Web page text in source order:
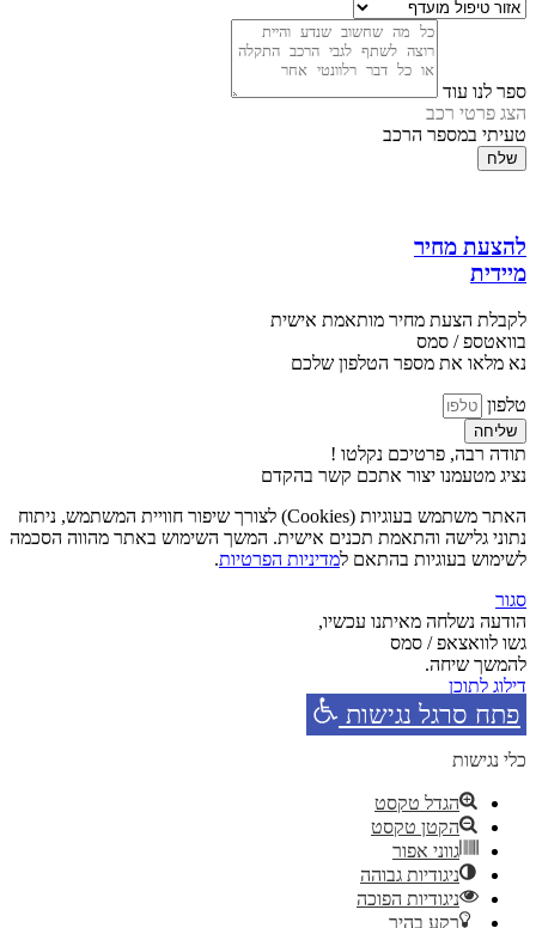
ספר לנו עוד
הצג פרטי רכב
טעיתי במספר הרכב
שלח
להצעת מחיר
מיידית
לקבלת הצעת מחיר מותאמת אישית
בוואטספ / סמס
נא מלאו את מספר הטלפון שלכם
טלפון
שליחה
תודה רבה, פרטיכם נקלטו !
נציג מטעמנו יצור אתכם קשר בהקדם
האתר משתמש בעוגיות (Cookies) לצורך שיפור חוויית המשתמש, ניתוח
נתוני גלישה והתאמת תכנים אישית. המשך השימוש באתר מהווה הסכמה
לשימוש בעוגיות בהתאם למדיניות הפרטיות.
סגור
הודעה נשלחה מאיתנו עכשיו,
גשו לוואצאפ / סמס
להמשך שיחה.
דילוג לתוכן
פתח סרגל נגישות
כלי נגישות
הגדל טקסט
הקטן טקסט
גווני אפור
ניגודיות גבוהה
ניגודיות הפוכה
רקע בהיר